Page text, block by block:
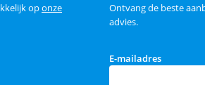
oponze
Ontvang de beste
advies.
E-mailadres